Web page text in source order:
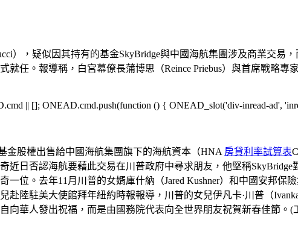
），疑似因其持有的基金SkyBridge與中國海航集團涉及商業交易
任。報導稱，白宮幕僚長蒲博思（Reince Priebus）與首席戰略專
|| []; ONEAD.cmd.push(function () { ONEAD_slot('div-inread-ad',
金股權出售給中國海航集團旗下的海航資本（HNA 房貸利率試算表
近日否認海航要藉此交易在川普政府中尋求朋友，他堅稱
位。去年11月川普的女婿庫什納（Jared Kushner）和中國安邦
陸駐美大使館拜年紐約時報報導，川普的女兒伊凡卡·川普（
向華人發出祝福，而是由國務院代表向全世界朋友祝賀新春佳節。(